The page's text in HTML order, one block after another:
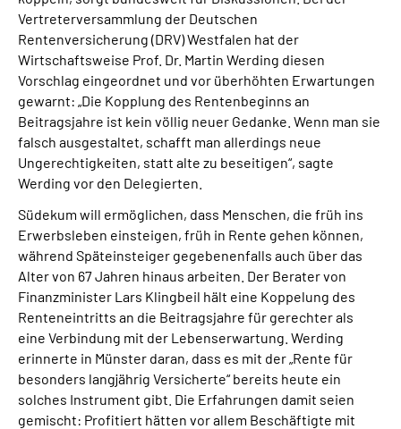
Vertreterversammlung der Deutschen
Rentenversicherung (DRV) Westfalen hat der
Wirtschaftsweise Prof. Dr. Martin Werding diesen
Vorschlag eingeordnet und vor überhöhten Erwartungen
gewarnt: „Die Kopplung des Rentenbeginns an
Beitragsjahre ist kein völlig neuer Gedanke. Wenn man sie
falsch ausgestaltet, schafft man allerdings neue
Ungerechtigkeiten, statt alte zu beseitigen“, sagte
Werding vor den Delegierten.
Südekum will ermöglichen, dass Menschen, die früh ins
Erwerbsleben einsteigen, früh in Rente gehen können,
während Späteinsteiger gegebenenfalls auch über das
Alter von 67 Jahren hinaus arbeiten. Der Berater von
Finanzminister Lars Klingbeil hält eine Koppelung des
Renteneintritts an die Beitragsjahre für gerechter als
eine Verbindung mit der Lebenserwartung. Werding
erinnerte in Münster daran, dass es mit der „Rente für
besonders langjährig Versicherte“ bereits heute ein
solches Instrument gibt. Die Erfahrungen damit seien
gemischt: Profitiert hätten vor allem Beschäftigte mit